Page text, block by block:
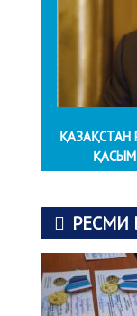
ҚАЗАҚСТАН
РЕСМИ